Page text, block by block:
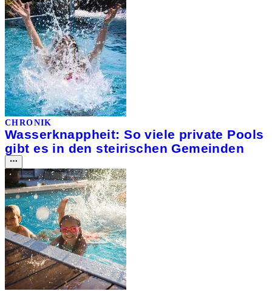
CHRONIK
Wasserknappheit: So viele private Pools
gibt es in den steirischen Gemeinden